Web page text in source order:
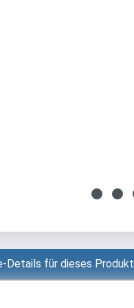
Details für dieses